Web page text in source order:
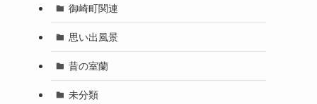
御崎町関連
思い出風景
昔の室蘭
未分類